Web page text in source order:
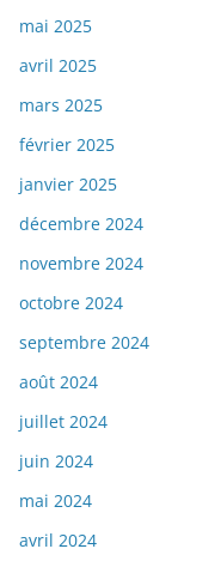
mai 2025
avril 2025
mars 2025
février 2025
janvier 2025
décembre 2024
novembre 2024
octobre 2024
septembre 2024
août 2024
juillet 2024
juin 2024
mai 2024
avril 2024